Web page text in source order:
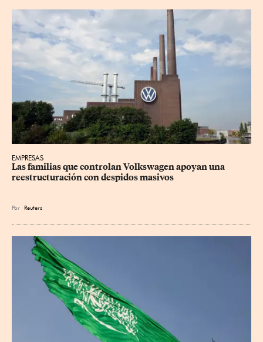
EMPRESAS
Las familias que controlan Volkswagen apoyan una
reestructuración con despidos masivos
Por Reuters